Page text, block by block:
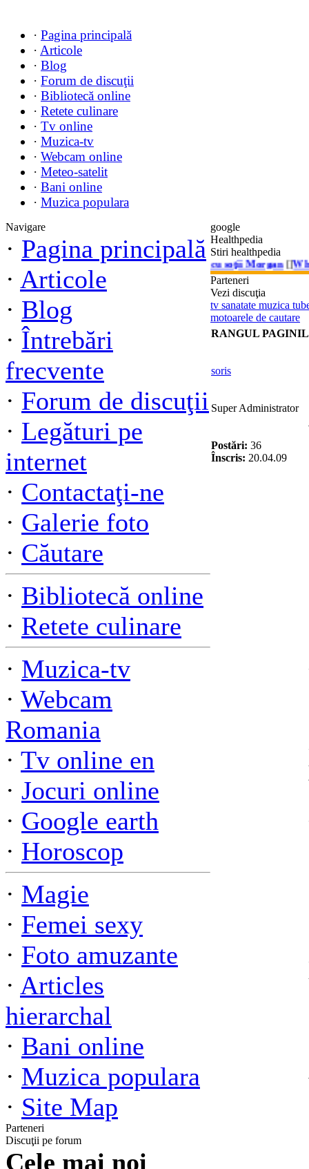
· Pagina principală
· Articole
· Blog
· Forum de discuţii
· Bibliotecă online
· Retete culinare
· Tv online
· Muzica-tv
· Webcam online
· Meteo-satelit
· Bani online
· Muzica populara
Navigare
· Pagina principală
· Articole
· Blog
· Întrebări
frecvente
· Forum de discuţii
· Legături pe
internet
· Contactaţi-ne
· Galerie foto
· Căutare
· Bibliotecă online
· Retete culinare
· Muzica-tv
· Webcam
Romania
· Tv online en
· Jocuri online
· Google earth
· Horoscop
· Magie
· Femei sexy
· Foto amuzante
· Articles
hierarchal
· Bani online
· Muzica populara
· Site Map
Parteneri
Discuţii pe forum
Cele mai noi
google
Healthpedia
Stiri healthpedia
About the Morgans? (2009) Ce-o fi cu soţii Morgan[]When in
Parteneri
Vezi discuţia
tv sanatate muzica
motoarele de cautare
RANGUL
soris
Super Administrator
Postări: 36
Înscris: 20.04.09